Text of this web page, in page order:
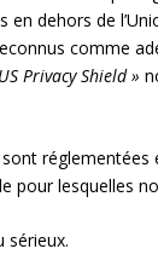
dehors de
comme
Privacy Shield »
pour lesquelles
sérieux.